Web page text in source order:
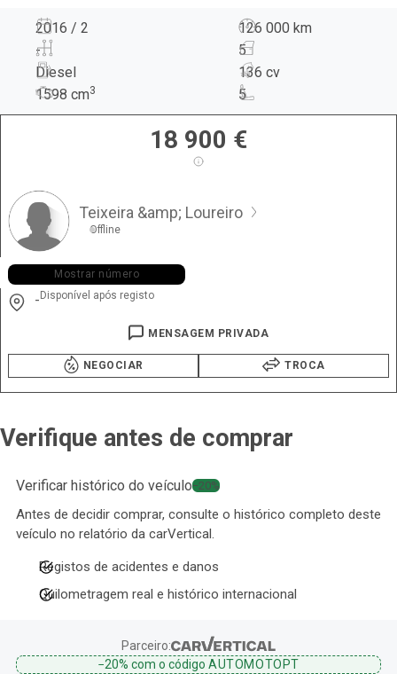
2016 / 2
126 000 km
-
5
Diesel
136 cv
1598 cm3 5
18 900 €
Teixeira &amp; Loureiro
Offline
+351 924 ••• •37
Mostrar número
Disponível após registo
-
MENSAGEM PRIVADA
NEGOCIAR TROCA
Verifique antes de comprar
Verificar histórico do veículo−20%
Antes de decidir comprar, consulte o histórico completo deste
veículo no relatório da carVertical.
Registos de acidentes e danos
Quilometragem real e histórico internacional
Parceiro:
−20%com o código AUTOMOTOPT